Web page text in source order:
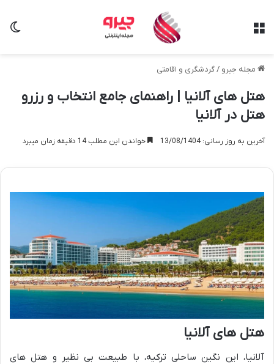
مجله جیرو /گردشگری و اقامتی
هتل های آلانیا | راهنمای جامع انتخاب و رزرو
هتل در آلانیا
آخرین به روز رسانی: 13/08/1404 خواندن این مطلب 14 دقیقه زمان میبرد
هتل های آلانیا
آلانیا، این نگین ساحلی ترکیه، با طبیعت بی نظیر و هتل های